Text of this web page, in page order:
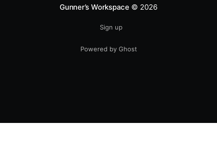
Gunner’s Workspace © 2026
Sign up
Powered by Ghost